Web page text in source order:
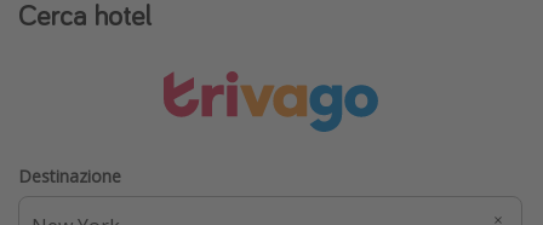
Cerca hotel
Destinazione